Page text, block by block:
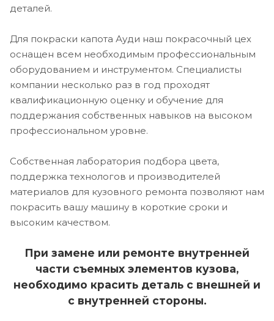
деталей.
Для покраски капота Ауди наш покрасочный цех
оснащен всем необходимым профессиональным
оборудованием и инструментом. Специалисты
компании несколько раз в год проходят
квалификационную оценку и обучение для
поддержания собственных навыков на высоком
профессиональном уровне.
Собственная лаборатория подбора цвета,
поддержка технологов и производителей
материалов для кузовного ремонта позволяют нам
покрасить вашу машину в короткие сроки и
высоким качеством.
При замене или ремонте внутренней
части съемных элементов кузова,
необходимо красить деталь с внешней и
с внутренней стороны.